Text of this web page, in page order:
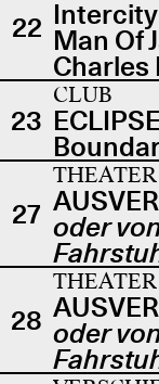
22 Intercity
Man Of
Charles
23
CLUB
27
THEATER
oder
28
THEATER
oder